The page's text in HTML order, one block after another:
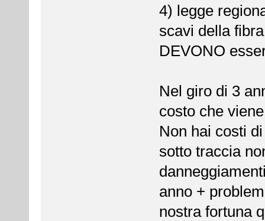
4) legge
scavi della
DEVONO
Nel giro di 3
costo che
Non hai costi
sotto traccia
anno +
nostra fortuna